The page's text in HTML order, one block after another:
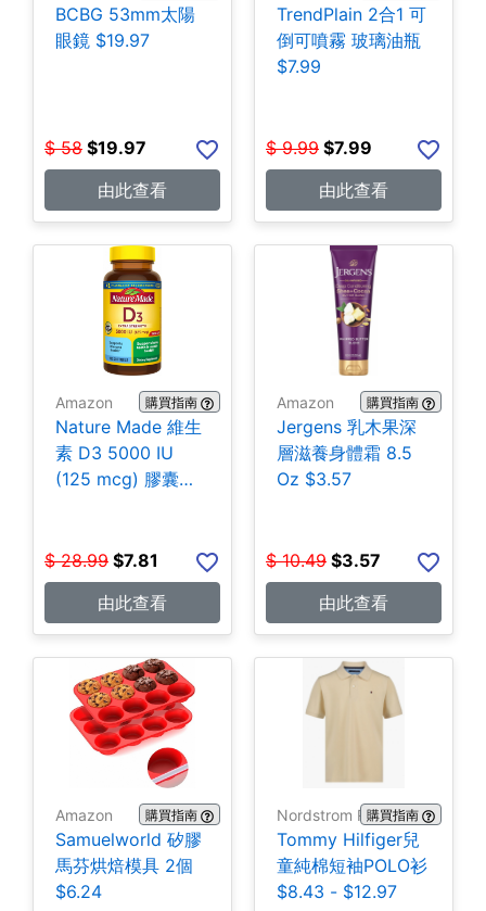
BCBG 53mm太陽
眼鏡 $19.97
$ 58 $19.97
由此查看
TrendPlain 2合1 可
倒可噴霧 玻璃油瓶
$7.99
$ 9.99 $7.99
由此查看
Amazon 購買指南
Nature Made 維生
素 D3 5000 IU
(125 mcg) 膠囊
$ 28.99 $7.81
由此查看
Amazon 購買指南
Jergens 乳木果深
層滋養身體霜 8.5
Oz $3.57
$ 10.49 $3.57
由此查看
Amazon 購買指南
Samuelworld 矽膠
馬芬烘焙模具 2個
$6.24
Nordstrom Rack購買指南
Tommy Hilfiger兒
童純棉短袖POLO衫
$8.43 - $12.97